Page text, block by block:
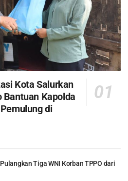
Kota Salurkan
Bantuan Kapolda
di
Tiga WNI Korban TPPO dari